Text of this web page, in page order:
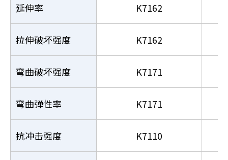
延伸率 K7162
拉伸破坏强度 K7162
弯曲破坏强度 K7171
弯曲弹性率 K7171
抗冲击强度 K7110